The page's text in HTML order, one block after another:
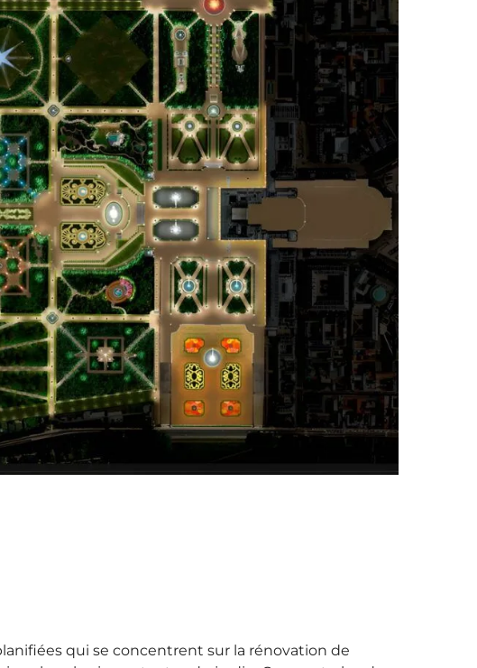
qui se concentrent sur la rénovation de